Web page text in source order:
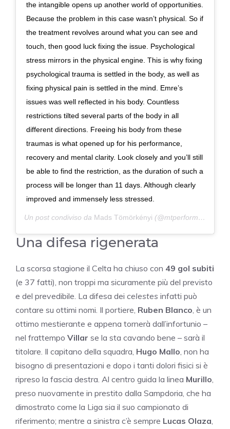
the intangible opens up another world of opportunities.
Because the problem in this case wasn’t physical. So if
the treatment revolves around what you can see and
touch, then good luck fixing the issue. Psychological
stress mirrors in the physical engine. This is why fixing
psychological trauma is settled in the body, as well as
fixing physical pain is settled in the mind. Emre’s
issues was well reflected in his body. Countless
restrictions tilted several parts of the body in all
different directions. Freeing his body from these
traumas is what opened up for his performance,
recovery and mental clarity. Look closely and you’ll still
be able to find the restriction, as the duration of such a
process will be longer than 11 days. Although clearly
improved and immensely less stressed.
Un post condiviso da Mads Tömörkényi (@mtperformancedk) in data:
Una difesa rigenerata
La scorsa stagione il Celta ha chiuso con 49 gol subiti
(e 37 fatti), non troppi ma sicuramente più del previsto
e del prevedibile. La difesa dei celestes infatti può
contare su ottimi nomi. Il portiere, Ruben Blanco, è un
ottimo mestierante e appena tornerà dall’infortunio –
nel frattempo Villar se la sta cavando bene – sarà il
titolare. Il capitano della squadra, Hugo Mallo, non ha
bisogno di presentazioni e dopo i tanti dolori fisici si è
ripreso la fascia destra. Al centro guida la linea Murillo,
preso nuovamente in prestito dalla Sampdoria, che ha
dimostrato come la Liga sia il suo campionato di
riferimento; mentre a sinistra c’è sempre Lucas Olaza,